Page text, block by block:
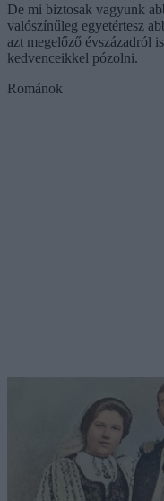
De mi biztosak vagyunk
valószínűleg egyetértesz
azt megelőző évszázadról
kedvenceikkel pózolni.
Románok